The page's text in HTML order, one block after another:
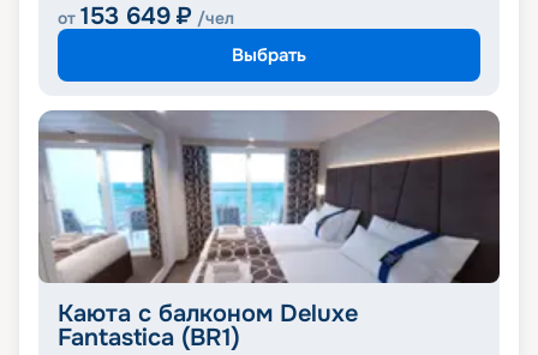
от 153 649 ₽ /чел
Выбрать
Каюта с балконом Deluxe
Fantastica (BR1)